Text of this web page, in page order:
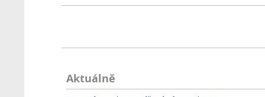
Aktuálně